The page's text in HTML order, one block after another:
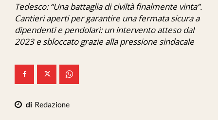
Ita-Mondo
C7 Play
Mix Zone
Tedesco: “Una battaglia di civiltà finalmente vinta”.
Cantieri aperti per garantire una fermata sicura a
dipendenti e pendolari: un intervento atteso dal
2023 e sbloccato grazie alla pressione sindacale
Redazione